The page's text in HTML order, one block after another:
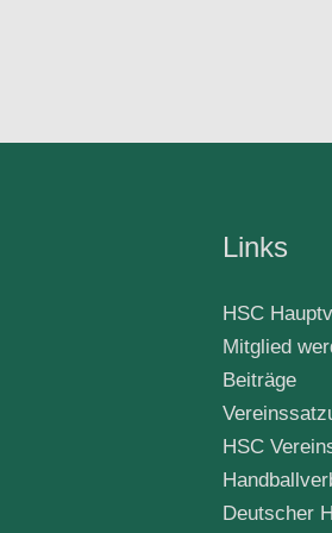
Links
HSC
Mitglied
Beiträge
HSC
Deutscher